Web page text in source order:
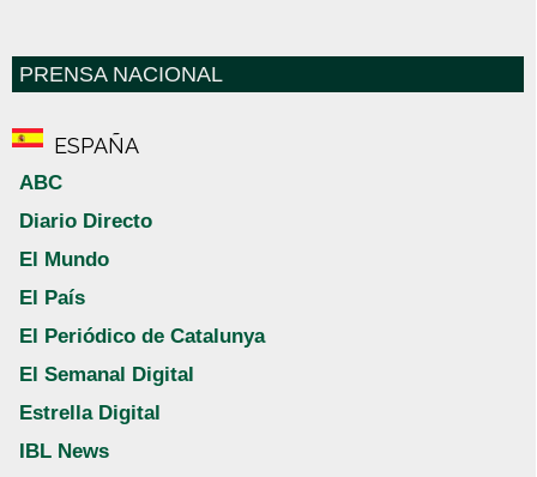
PRENSA NACIONAL
ESPAÑA
ABC
Diario Directo
El Mundo
El País
El Periódico de Catalunya
El Semanal Digital
Estrella Digital
IBL News